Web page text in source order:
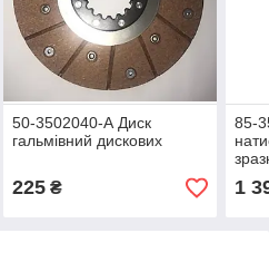
50-3502040-А Диск
гальмівний дискових
225₴
85-
1